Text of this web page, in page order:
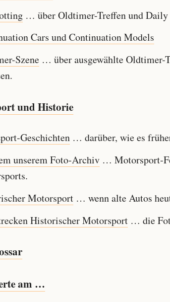
… über Oldtimer-Treffen und Daily
Cars und Continuation Models
Szene… über ausgewählte Oldtimer-
und Historie
Geschichten… darüber, wie es
unserem Foto-Archiv… Motorsport-
Motorsport… wenn alte Autos
Historischer Motorsport… die
am …